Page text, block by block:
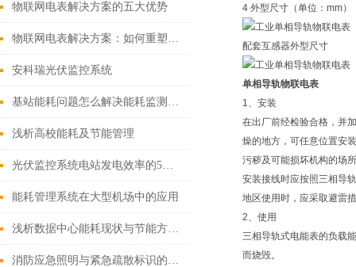
物联网电表解决方案的五大优势
物联网电表解决方案：如何重塑能源管理与计量
安科瑞光伏监控系统
基站能耗问题怎么解决能耗监测系统
浅析高校能耗及节能管理
光伏监控系统电站发电效率的5种方法
能耗管理系统在大型机场中的应用
浅析数据中心能耗现状与节能方向的研究
消防应急照明与紧急疏散标识的应用
4 外型尺寸（单位：mm）
配套互感器外型尺寸
单相导轨物联电表
1、安装
在出厂前经检验合格，并
燥的地方，可任意位置安
污秽及可能损坏机构的场
安装接线时应按照三相导
地区使用时，应采取避雷
2、使用
三相导轨式电能表的负载
而烧毁。